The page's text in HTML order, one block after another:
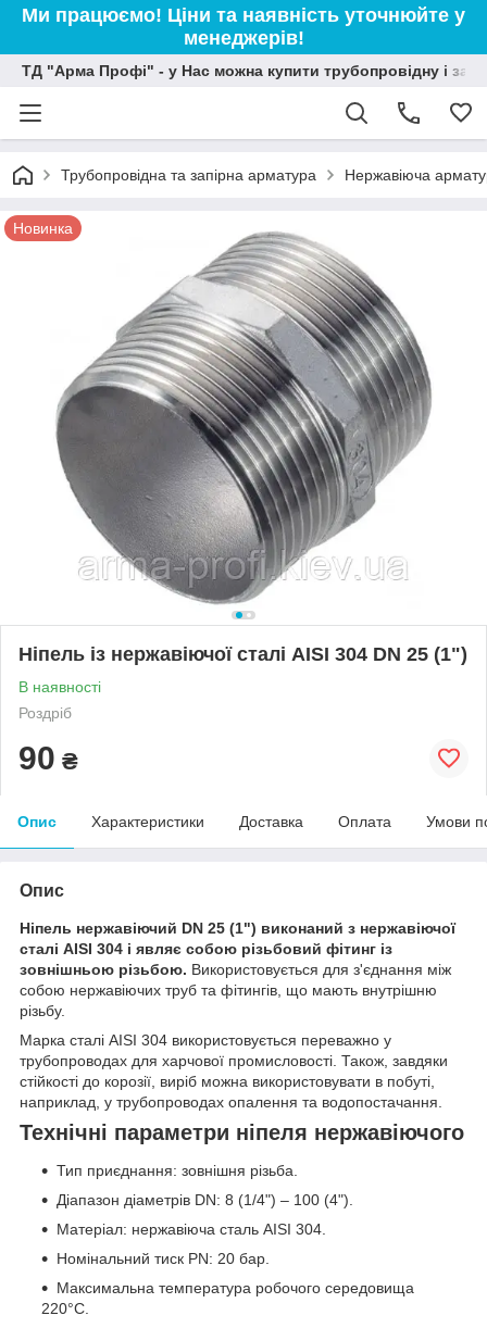
Ми працюємо! Ціни та наявність уточнюйте у
менеджерів!
ТД "Арма Профі" - у Нас можна купити трубопровідну і
Трубопровідна та запірна арматура Нержавіюча
Новинка
Ніпель із нержавіючої сталі AISI 304 DN 25 (1")
В наявності
Роздріб
90 ₴
Опис Характеристики Доставка Оплата Умови
Опис
Ніпель нержавіючий DN 25 (1") виконаний з нержавіючої
сталі AISI 304 і являє собою різьбовий фітинг із
зовнішньою різьбою. Використовується для з'єднання між
собою нержавіючих труб та фітингів, що мають внутрішню
різьбу.
Марка сталі AISI 304 використовується переважно у
трубопроводах для харчової промисловості. Також, завдяки
стійкості до корозії, виріб можна використовувати в побуті,
наприклад, у трубопроводах опалення та водопостачання.
Технічні параметри ніпеля нержавіючого
Тип приєднання: зовнішня різьба.
Діапазон діаметрів DN: 8 (1/4") – 100 (4").
Матеріал: нержавіюча сталь AISI 304.
Номінальний тиск PN: 20 бар.
Максимальна температура робочого середовища
220°С.